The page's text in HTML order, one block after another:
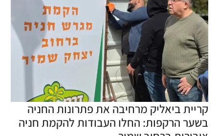
קריית ביאליק מרחיבה את פתרונות החניה
בשער הרקפות: החלו העבודות להקמת חניה